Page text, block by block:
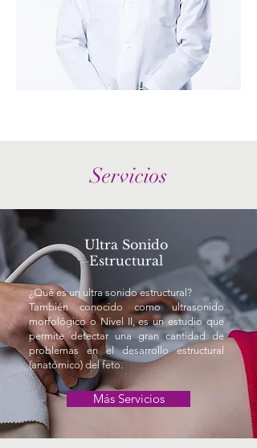
Ultra Sonido
Estructural
¿Qué es un ultra sonido estructural?
También conocido como ultrasonido
morfológico o Nivel II, es un estudio que
permite detectar una gran cantidad de
problemas en el desarrollo estructural
(anatómico) del feto.
Más Servicios
Servicios